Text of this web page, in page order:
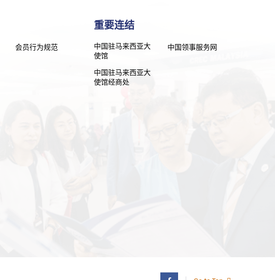
会员行为规范
重要连结
中国驻马来西亚大
使馆
中国领事服务网
中国驻马来西亚大
使馆经商处